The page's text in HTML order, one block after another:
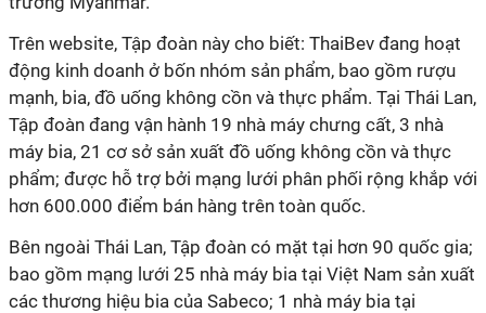
Trên website, Tập đoàn này cho biết: ThaiBev đang hoạt
động kinh doanh ở bốn nhóm sản phẩm, bao gồm rượu
mạnh, bia, đồ uống không cồn và thực phẩm. Tại Thái Lan,
Tập đoàn đang vận hành 19 nhà máy chưng cất, 3 nhà
máy bia, 21 cơ sở sản xuất đồ uống không cồn và thực
phẩm; được hỗ trợ bởi mạng lưới phân phối rộng khắp với
hơn 600.000 điểm bán hàng trên toàn quốc.
Bên ngoài Thái Lan, Tập đoàn có mặt tại hơn 90 quốc gia;
bao gồm mạng lưới 25 nhà máy bia tại Việt Nam sản xuất
các thương hiệu bia của Sabeco; 1 nhà máy bia tại